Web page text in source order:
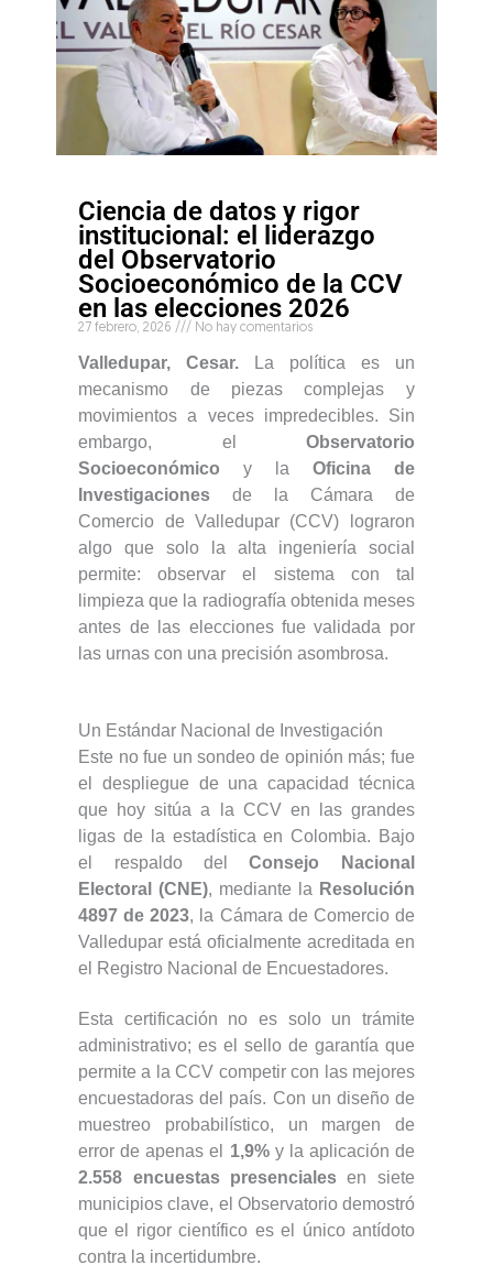
Ciencia de datos y rigor
institucional: el liderazgo
del Observatorio
Socioeconómico de la CCV
en las elecciones 2026
27 febrero, 2026 No hay comentarios
Valledupar, Cesar.
La política es un
mecanismo de piezas complejas y
movimientos a veces impredecibles. Sin
embargo, el Observatorio
Socioeconómico y la Oficina de
Investigaciones de la Cámara de
Comercio de Valledupar (CCV) lograron
algo que solo la alta ingeniería social
permite: observar el sistema con tal
limpieza que la radiografía obtenida meses
antes de las elecciones fue validada por
las urnas con una precisión asombrosa.
Un Estándar Nacional de Investigación
Este no fue un sondeo de opinión más; fue
el despliegue de una capacidad técnica
que hoy sitúa a la CCV en las grandes
ligas de la estadística en Colombia. Bajo
el respaldo delConsejo Nacional
Electoral (CNE), mediante la Resolución
4897 de 2023, la Cámara de Comercio de
Valledupar está oficialmente acreditada en
el Registro Nacional de Encuestadores.
Esta certificación no es solo un trámite
administrativo; es el sello de garantía que
permite a la CCV competir con las mejores
encuestadoras del país. Con un diseño de
muestreo probabilístico, un margen de
error de apenas el 1,9%y la aplicación de
2.558 encuestas presenciales en siete
municipios clave, el Observatorio demostró
que el rigor científico es el único antídoto
contra la incertidumbre.
e
e
e
e
e
e
e
e
e
e
e
e
e
e
e
e
e
e
e
e